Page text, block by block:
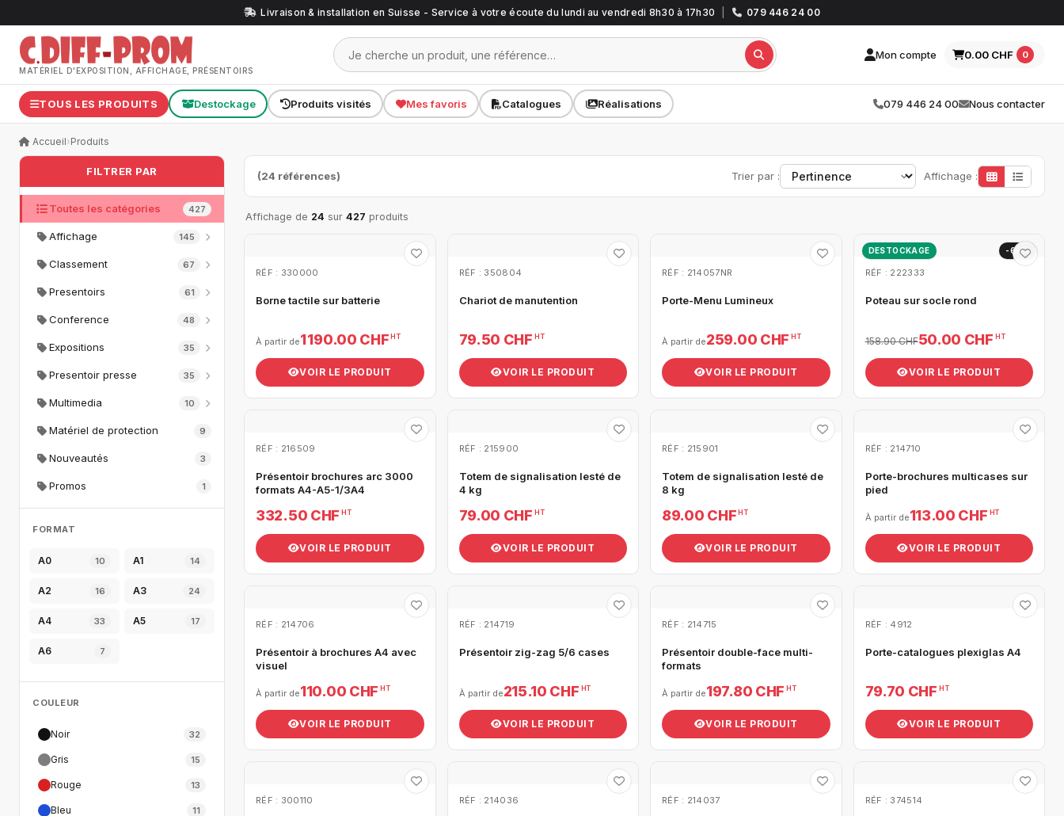
Livraison & installation en Suisse - Service à votre écoute du lundi au vendredi 8h30 à 17h30 079 446 24 00
MATÉRIEL D'EXPOSITION, AFFICHAGE, PRÉSENTOIRS
Mon compte 0.00 CHF 0
TOUS LES PRODUITS Destockage Produits visités Mes favoris Catalogues Réalisations 079 446 24 00 Nous contacter
Accueil›Produits
FILTRER PAR
Toutes les catégories 427
Affichage 145
Classement 67
Presentoirs 61
Conference 48
Expositions 35
Presentoir presse 35
Multimedia 10
Matériel de protection 9
Nouveautés 3
Promos 1
FORMAT
A0 10 A1 14
A2 16 A3 24
A4 33 A5 17
A6 7
COULEUR
Noir 32
Gris 15
Rouge 13
Bleu 11
(24 références) Trier par : Affichage :
Affichage de 24 sur 427 produits
RÉF : 330000
Borne tactile sur batterie
À partir de1 190.00 CHF HT
VOIR LE PRODUIT
RÉF : 350804
Chariot de manutention
79.50 CHF HT
VOIR LE PRODUIT
RÉF : 214057NR
Porte-Menu Lumineux
À partir de259.00 CHF HT
VOIR LE PRODUIT
DESTOCKAGE -69%
RÉF : 222333
Poteau sur socle rond
158.90 CHF50.00 CHF HT
VOIR LE PRODUIT
RÉF : 216509
Présentoir brochures arc 3000
formats A4-A5-1/3A4
332.50 CHF HT
VOIR LE PRODUIT
RÉF : 215900
Totem de signalisation lesté de
4 kg
79.00 CHF HT
VOIR LE PRODUIT
RÉF : 215901
Totem de signalisation lesté de
8 kg
89.00 CHF HT
VOIR LE PRODUIT
RÉF : 214710
Porte-brochures multicases sur
pied
À partir de113.00 CHF HT
VOIR LE PRODUIT
RÉF : 214706
Présentoir à brochures A4 avec
visuel
À partir de110.00 CHF HT
VOIR LE PRODUIT
RÉF : 214719
Présentoir zig-zag 5/6 cases
À partir de215.10 CHF HT
VOIR LE PRODUIT
RÉF : 214715
Présentoir double-face multi-
formats
À partir de197.80 CHF HT
VOIR LE PRODUIT
RÉF : 4912
Porte-catalogues plexiglas A4
79.70 CHF HT
VOIR LE PRODUIT
RÉF : 300110 RÉF : 214036 RÉF : 214037 RÉF : 374514